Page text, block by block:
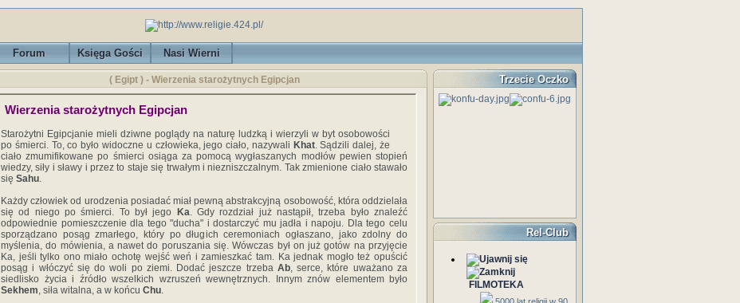
Forum Księga Gości Nasi Wierni
( Egipt ) - Wierzenia starożytnych Egipcjan
Wierzenia starożytnych Egipcjan
Starożytni Egipcjanie mieli dziwne poglądy na naturę ludzką i wierzyli w byt osobowości
po śmierci. To, co było widoczne u człowieka, jego ciało, nazywali Khat. Sądzili dalej, że
ciało zmumifikowane po śmierci osiąga za pomocą wygłaszanych modłów pewien stopień
wiedzy, siły i sławy i przez to staje się trwałym i niezniszczalnym. Tak zmienione ciało stawało
się Sahu.
Każdy człowiek od urodzenia posiadać miał pewną abstrakcyjną osobowość, która oddzielała
się od niego po śmierci. To był jego Ka. Gdy rozdział już nastąpił, trzeba było znaleźć
odpowiednie pomieszczenie dla tego "ducha" i dostarczyć mu jadła i napoju. Dla tego celu
sporządzano posąg zmarłego, który po długich ceremoniach ogłaszano, jako zdolny do
myślenia, do mówienia, a nawet do poruszania się. Wówczas był on już gotów na przyjęcie
Ka, jeśli tylko ono miało ochotę wejść weń i zamieszkać tam. Ka jednak mogło też opuścić
posąg i włóczyć się do woli po ziemi. Dodać jeszcze trzeba Ab, serce, które uważano za
siedlisko życia i źródło wszelkich wzruszeń wewnętrznych. Innym znów elementem było
Sekhem, siła witalna, a w końcu Chu.
Trzecie Oczko
Rel-Club
FILMOTEKA